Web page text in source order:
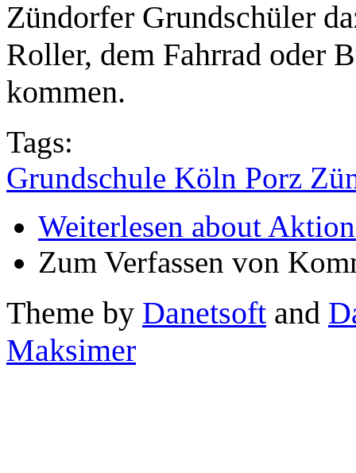
Zündorfer Grundschüler
Roller, dem Fahrrad oder
kommen.
Tags:
Grundschule Köln Porz
Weiterlesen about
Zum Verfassen von
Theme by Danetsoft and
Maksimer